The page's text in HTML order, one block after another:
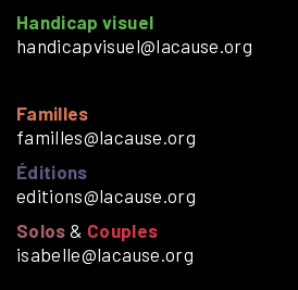
Handicap visuel
handicapvisuel@lacause.org
Familles
familles@lacause.org
Éditions
editions@lacause.org
Solos & Couples
isabelle@lacause.org